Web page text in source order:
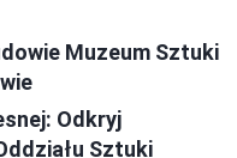
Muzeum Sztuki
Odkryj
Sztuki